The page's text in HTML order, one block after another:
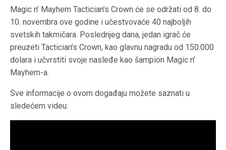
Magic n’ Mayhem Tactician’s Crown će se održati od 8. do
10. novembra ove godine i učestvovaće 40 najboljih
svetskih takmičara. Poslednjeg dana, jedan igrač će
preuzeti Tactician’s Crown, kao glavnu nagradu od 150.000
dolara i učvrstiti svoje nasleđe kao šampion Magic n’
Mayhem-a.
Sve informacije o ovom događaju možete saznati u
sledećem videu: